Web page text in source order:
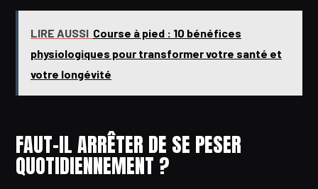
LIRE AUSSI Course à pied : 10 bénéfices
physiologiques pour transformer votre santé et
votre longévité
FAUT-IL ARRÊTER DE SE PESER
QUOTIDIENNEMENT ?